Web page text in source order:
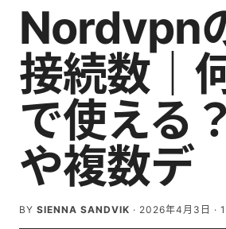
Nordvpn
接続数｜
で使える
や複数デ
BY SIENNA SANDVIK · 2026年4月3日 · 1